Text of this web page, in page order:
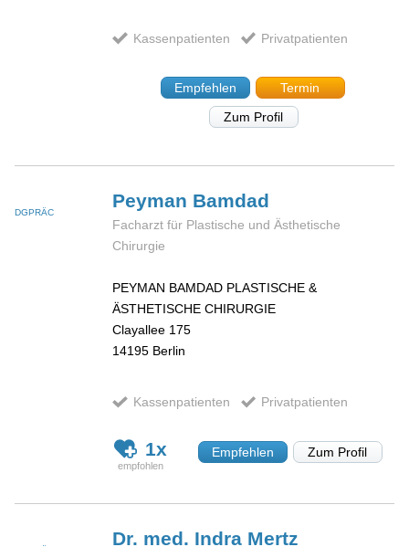
Kassenpatienten Privatpatienten
Empfehlen
Termin
Zum Profil
DGPRÄC
Peyman Bamdad
Facharzt für Plastische und Ästhetische
Chirurgie
PEYMAN BAMDAD PLASTISCHE &
ÄSTHETISCHE CHIRURGIE
Clayallee 175
14195 Berlin
Kassenpatienten Privatpatienten
1x Empfehlen Zum Profil
Dr. med. Indra Mertz